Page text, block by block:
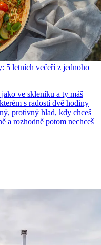
5 letních večeří z jednoho
ve skleníku a ty máš
s radostí dvě hodiny
protivný hlad, kdy chceš
a rozhodně potom nechceš